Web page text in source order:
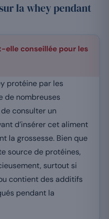
la whey pendant
elle conseillée pour les
protéine par les
de nombreuses
consulter un
d’insérer cet aliment
la grossesse. Bien que
source de protéines,
surtout si
contient des additifs
pendant la